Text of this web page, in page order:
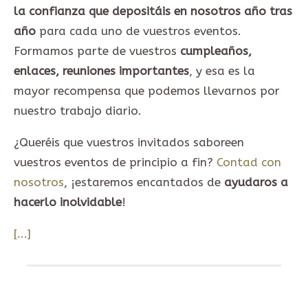
la confianza que depositáis en nosotros año tras
año para cada uno de vuestros eventos.
Formamos parte de vuestros cumpleaños,
enlaces, reuniones importantes, y esa es la
mayor recompensa que podemos llevarnos por
nuestro trabajo diario.
¿Queréis que vuestros invitados saboreen
vuestros eventos de principio a fin? Contad con
nosotros, ¡estaremos encantados de ayudaros a
hacerlo inolvidable!
[...]